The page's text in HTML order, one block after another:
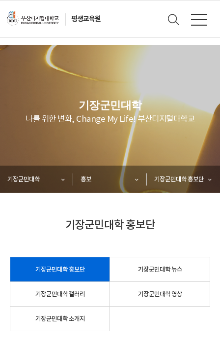
평생교육원
기장군민대학
나를 위한 변화, Change My Life! 부산디지털대학교
기장군민대학 홍보 기장군민대학 홍보단
기장군민대학 홍보단
기장군민대학 홍보단 기장군민대학 뉴스
기장군민대학 갤러리 기장군민대학 영상
기장군민대학 소개지